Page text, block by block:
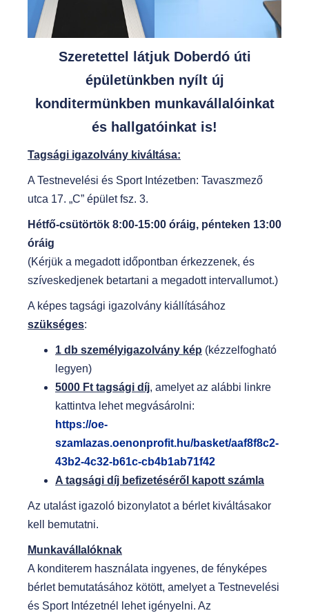
Szeretettel látjuk Doberdó úti
épületünkben nyílt új
konditermünkben munkavállalóinkat
és hallgatóinkat is!
Tagsági igazolvány kiváltása:
A Testnevelési és Sport Intézetben: Tavaszmező
utca 17. „C” épület fsz. 3.
Hétfő-csütörtök 8:00-15:00 óráig, pénteken 13:00
óráig
(Kérjük a megadott időpontban érkezzenek, és
szíveskedjenek betartani a megadott intervallumot.)
A képes tagsági igazolvány kiállításához
szükséges:
1 db személyigazolvány kép (kézzelfogható
legyen)
5000 Ft tagsági díj, amelyet az alábbi linkre
kattintva lehet megvásárolni:
https://oe-
szamlazas.oenonprofit.hu/basket/aaf8f8c2-
43b2-4c32-b61c-cb4b1ab71f42
A tagsági díj befizetéséről kapott számla
Az utalást igazoló bizonylatot a bérlet kiváltásakor
kell bemutatni.
Munkavállalóknak
A konditerem használata ingyenes, de fényképes
bérlet bemutatásához kötött, amelyet a Testnevelési
és Sport Intézetnél lehet igényelni. Az